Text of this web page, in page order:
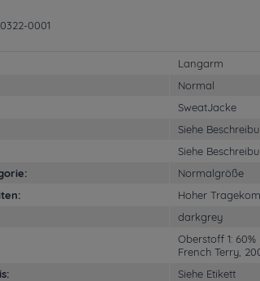
0001
Langarm
Normal
SweatJacke
Siehe
Siehe
Normalgröße
Hoher
darkgrey
Oberstoff 1:
French Terry,
Siehe Etikett